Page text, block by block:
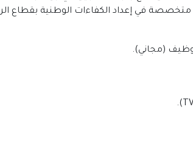
متخصصة في إعداد الكفاءات الوطنية بقطاع
(مجاني).